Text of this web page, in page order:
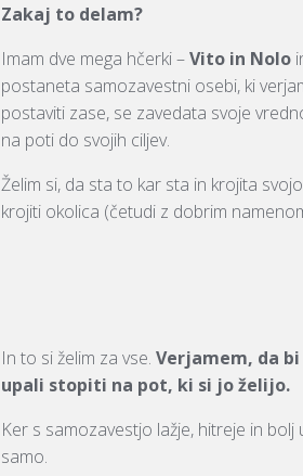
Zakaj to delam?
Imam dve mega hčerki –Vito in Nolo
postaneta samozavestni osebi, ki
postaviti zase, se zavedata svoje
na poti do svojih ciljev.
Želim si, da sta to kar sta in krojita
krojiti okolica (četudi z dobrim
In to si želim za vse. Verjamem, da
upali stopiti na pot, ki si jo želijo.
Ker s samozavestjo lažje, hitreje in bolj
samo.